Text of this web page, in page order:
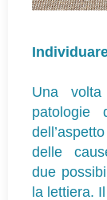
Una
patologie
delle
due
la lettiera.